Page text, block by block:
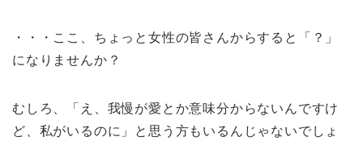
・・・ここ、ちょっと女性の皆さんからすると「？」
になりませんか？
むしろ、「え、我慢が愛とか意味分からないんですけ
ど、私がいるのに」と思う方もいるんじゃないでしょ